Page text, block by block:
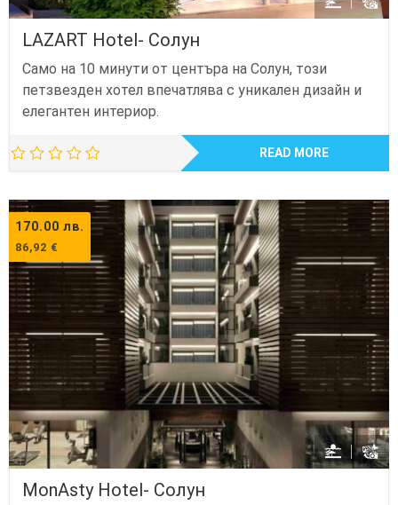
LAZART Hotel- Солун
Само на 10 минути от центъра на Солун, този
петзвезден хотел впечатлява с уникален дизайн и
елегантен интериор.
READ MORE
170.00 лв.
86,92 €
MonAsty Hotel- Солун